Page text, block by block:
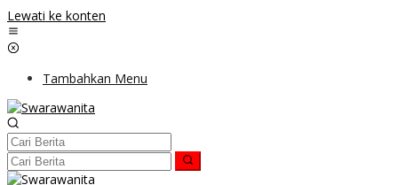
Lewati ke konten
Tambahkan Menu